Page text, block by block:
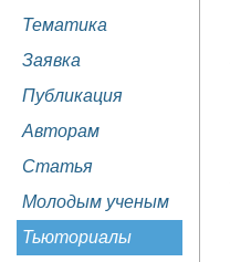
Тематика
Заявка
Публикация
Авторам
Статья
Молодым ученым
Тьюториалы